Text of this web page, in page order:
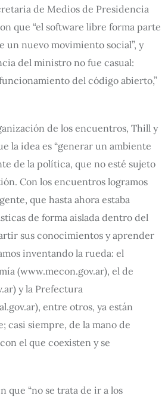
de Medios de Presidencia
que “el software libre forma parte
un nuevo movimiento social”, y
del ministro no fue casual:
del código abierto,”
de los encuentros, Thill y
la idea es “generar un ambiente
de la política, que no esté sujeto
Con los encuentros logramos
que hasta ahora estaba
de forma aislada dentro del
sus conocimientos y aprender
inventando la rueda: el
(www.mecon.gov.ar), el de
y la Prefectura
entre otros, ya están
casi siempre, de la mano de
el que coexisten y se
que “no se trata de ir a los